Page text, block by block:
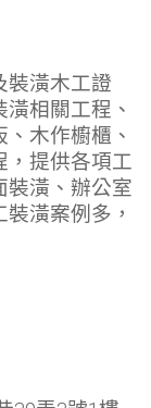
裝潢木工證
相關工程、
木作櫥櫃、
，提供各項工
裝潢、辦公室
潢案例多，